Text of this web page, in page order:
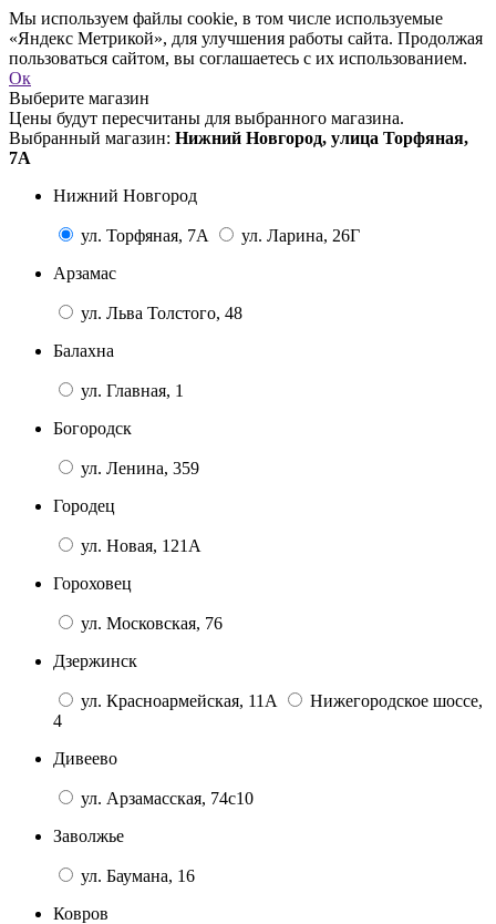
Мы используем файлы cookie, в том числе используемые
«Яндекс Метрикой», для улучшения работы сайта. Продолжая
пользоваться сайтом, вы соглашаетесь с их использованием.
Ок
Выберите магазин
Цены будут пересчитаны для выбранного магазина.
Выбранный магазин: Нижний Новгород, улица Торфяная,
7А
Нижний Новгород
ул. Торфяная, 7А
ул. Ларина, 26Г
Арзамас
ул. Льва Толстого, 48
Балахна
ул. Главная, 1
Богородск
ул. Ленина, 359
Городец
ул. Новая, 121А
Гороховец
ул. Московская, 76
Дзержинск
ул. Красноармейская, 11А
Нижегородское шоссе,
4
Дивеево
ул. Арзамасская, 74с10
Заволжье
ул. Баумана, 16
Ковров